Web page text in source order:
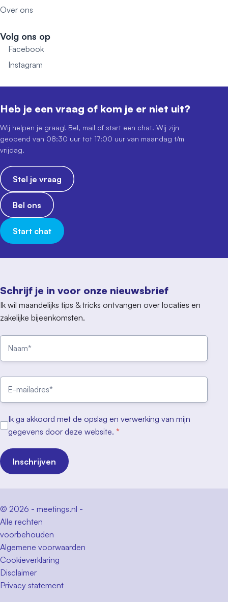
Over ons
Volg ons op
Facebook
Instagram
Schrijf je in voor onze nieuwsbrief
Ik wil maandelijks tips & tricks ontvangen over locaties en
zakelijke bijeenkomsten.
Ik ga akkoord met de opslag en verwerking van mijn
gegevens door deze website. *
Inschrijven
Heb je een vraag of kom je er niet uit?
Wij helpen je graag! Bel, mail of start een chat. Wij zijn
geopend van 08:30 uur tot 17:00 uur van maandag t/m
vrijdag.
Stel je vraag
Bel ons
Start chat
© 2026 - meetings.nl -
Alle rechten
voorbehouden
Algemene voorwaarden
Cookieverklaring
Disclaimer
Privacy statement